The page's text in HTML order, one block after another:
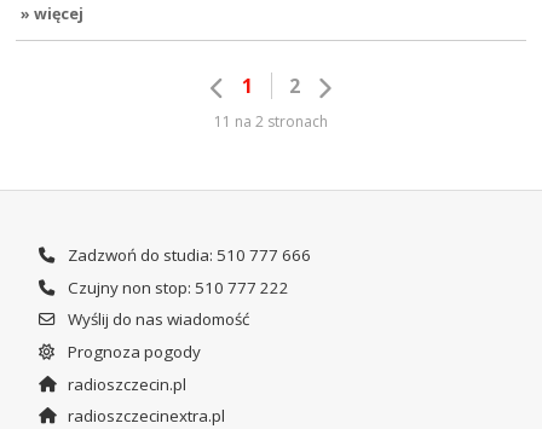
» więcej
1 2
11 na 2 stronach
Zadzwoń do studia: 510 777 666
Czujny non stop: 510 777 222
Wyślij do nas wiadomość
Prognoza pogody
radioszczecin.pl
radioszczecinextra.pl